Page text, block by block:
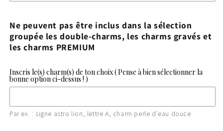
Ne peuvent pas être inclus dans la sélection
groupée les double-charms, les charms gravés et
les charms PREMIUM
Inscris le(s) charm(s) de ton choix ( Pense à bien sélectionner la
bonne option ci-dessus ! )
Par ex. : signe astro lion, lettre A, charm perle d'eau douce